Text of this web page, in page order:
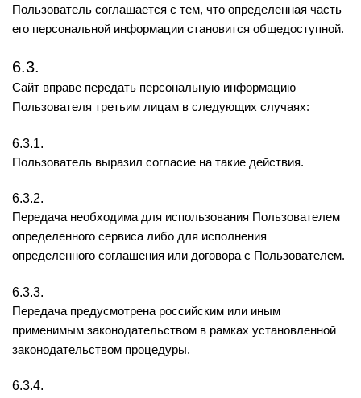
Пользователь соглашается с тем, что определенная часть
его персональной информации становится общедоступной.
6.3.
Сайт вправе передать персональную информацию
Пользователя третьим лицам в следующих случаях:
6.3.1.
Пользователь выразил согласие на такие действия.
6.3.2.
Передача необходима для использования Пользователем
определенного сервиса либо для исполнения
определенного соглашения или договора с Пользователем.
6.3.3.
Передача предусмотрена российским или иным
применимым законодательством в рамках установленной
законодательством процедуры.
6.3.4.